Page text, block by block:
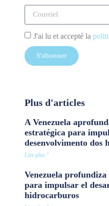
J'ai lu et accepté la
S'abonner
Plus d'articles
A Venezuela
estratégica para
desenvolvimento dos
Lire plus "
Venezuela
para impulsar el
hidrocarburos